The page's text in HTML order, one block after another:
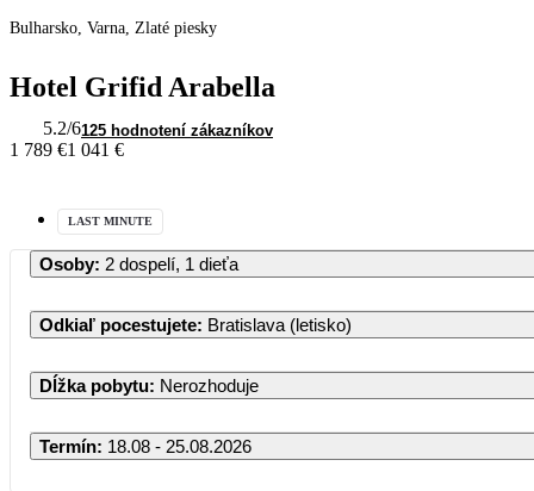
Bulharsko, Varna, Zlaté piesky
Hotel Grifid Arabella
5.2/6125 hodnotení zákazníkov
1 789 €1 041 €
LAST MINUTE
Osoby: 2 dospelí, 1 dieťa
Odkiaľ pocestujete: Bratislava (letisko)
Dĺžka pobytu: Nerozhoduje
Termín: 18.08 - 25.08.2026